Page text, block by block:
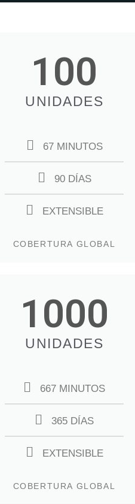
100
UNIDADES
67 MINUTOS
90 DÍAS
EXTENSIBLE
COBERTURA GLOBAL
1000
UNIDADES
667 MINUTOS
365 DÍAS
EXTENSIBLE
COBERTURA GLOBAL